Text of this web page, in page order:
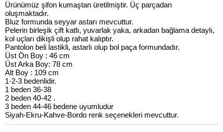
Ürünümüz şifon kumaştan üretilmiştir. Üç parçadan
oluşmaktadır.
Bluz formunda seyyar astarı mevcuttur.
Pelerin birleşik çift katlı, yuvarlak yaka, arkadan bağlama detaylı,
kol uçları dikişli olup rahat kalıptır.
Pantolon beli lastikli, astarlı olup bol paça formundadır.
Üst Ön Boy : 46 cm
Üst Arka Boy: 78 cm
Alt Boy : 109 cm
1-2-3 bedenlidir.
1 beden 36-38
2 beden 40-42 .
3 beden 44-46 bedene uyumludur
Siyah-Ekru-Kahve-Bordo renk seçenekleri mevcuttur.